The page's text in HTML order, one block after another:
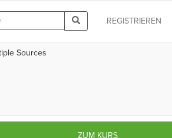
REGISTRIEREN
Sources
ZUM KURS